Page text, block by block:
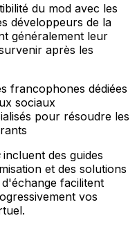
du mod avec les
développeurs de la
généralement leur
après les
francophones dédiées
sociaux
pour résoudre les
incluent des guides
et des solutions
facilitent
vos